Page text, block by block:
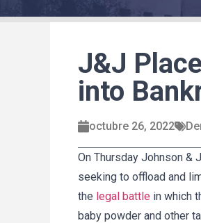
J&J
into
octubre 26, 2022
On Thursday Johnson &
seeking to offload and
the legal battle in which
baby powder and other